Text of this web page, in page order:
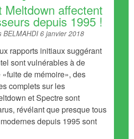
Meltdown affectent
depuis 1995 !
BELMAHDI 6 janvier 2018
rapports initiaux suggérant
sont vulnérables à de
de mémoire», des
complets sur les
et Spectre sont
révélant que presque tous
depuis 1995 sont